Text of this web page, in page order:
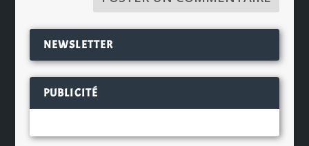
NEWSLETTER
PUBLICITÉ